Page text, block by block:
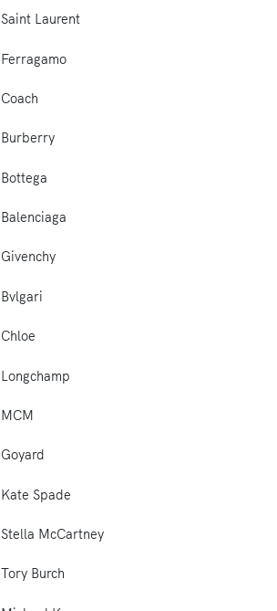
Saint Laurent
Ferragamo
Coach
Burberry
Bottega
Balenciaga
Givenchy
Bvlgari
Chloe
Longchamp
MCM
Goyard
Kate Spade
Stella McCartney
Tory Burch